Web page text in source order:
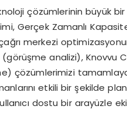
çözümlerinin büyük bir
Gerçek Zamanlı
çağrı merkezi
analizi), Knovvu
tamamlayan
etkili bir şekilde
dostu bir arayüzle